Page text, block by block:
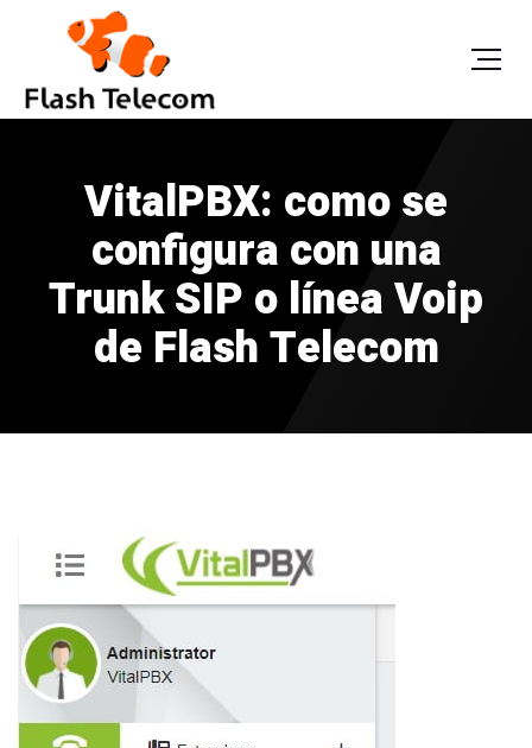
VitalPBX: como se
configura con una
Trunk SIP o línea Voip
de Flash Telecom